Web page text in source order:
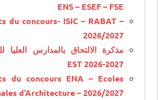
ENS – ESEF – FSE
du concours- ISIC – RABAT –
2026/2027
مذكرة الالتحاق بالمدارس العليا
EST 2026-2027
du concours ENA – Ecoles
d’Architecture – 2026/2027